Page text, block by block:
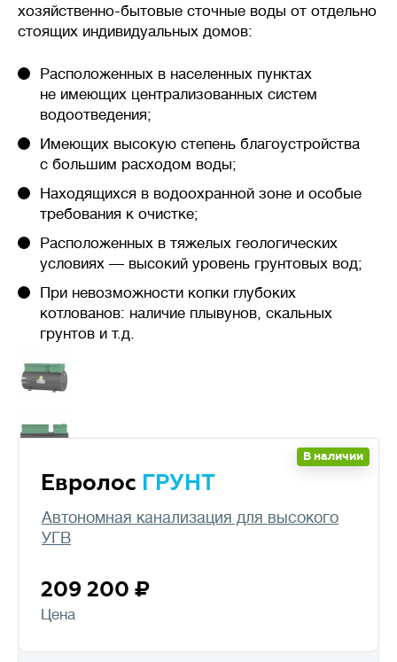
хозяйственно-бытовые сточные воды от отдельно
стоящих индивидуальных домов:
Расположенных в населенных пунктах
не имеющих централизованных систем
водоотведения;
Имеющих высокую степень благоустройства
с большим расходом воды;
Находящихся в водоохранной зоне и особые
требования к очистке;
Расположенных в тяжелых геологических
условиях — высокий уровень грунтовых вод;
При невозможности копки глубоких
котлованов: наличие плывунов, скальных
грунтов и т.д.
В наличии
Евролос ГРУНТ
Автономная канализация для высокого
УГВ
209 200
Цена